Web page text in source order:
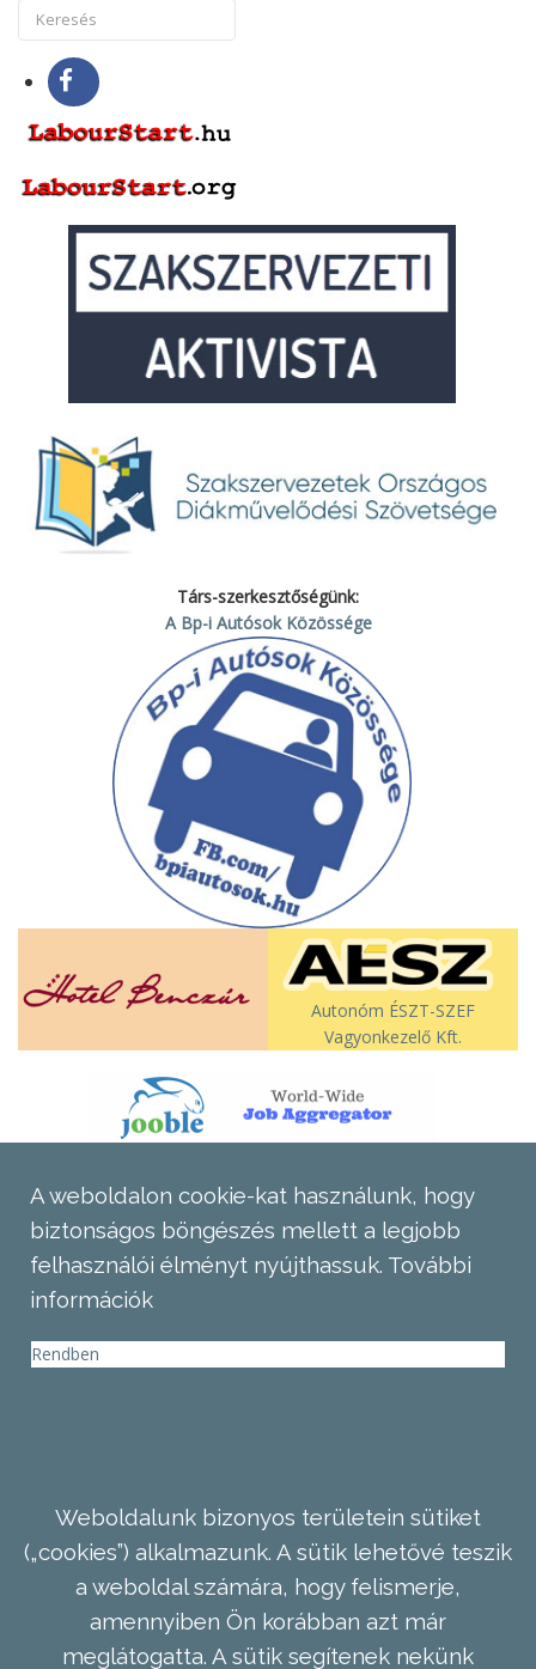
Társ-szerkesztőségünk:
A Bp-i Autósok Közössége
Autonóm ÉSZT-SZEF
Vagyonkezelő Kft.
A weboldalon cookie-kat használunk, hogy
biztonságos böngészés mellett a legjobb
felhasználói élményt nyújthassuk. További
információk
Rendben
Weboldalunk bizonyos területein sütiket
(„cookies”) alkalmazunk. A sütik lehetővé teszik
a weboldal számára, hogy felismerje,
amennyiben Ön korábban azt már
meglátogatta. A sütik segítenek nekünk